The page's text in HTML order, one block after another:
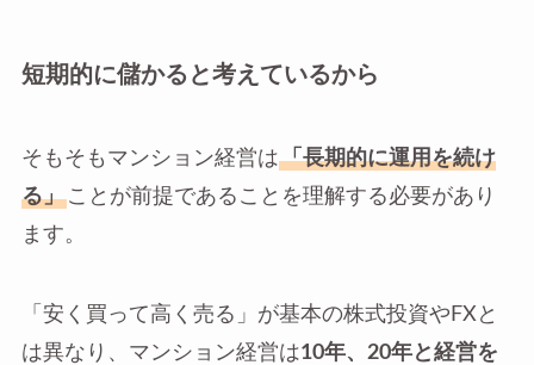
短期的に儲かると考えているから
そもそもマンション経営は「長期的に運用を続け
る」ことが前提であることを理解する必要があり
ます。
「安く買って高く売る」が基本の株式投資やFXと
は異なり、マンション経営は10年、20年と経営を